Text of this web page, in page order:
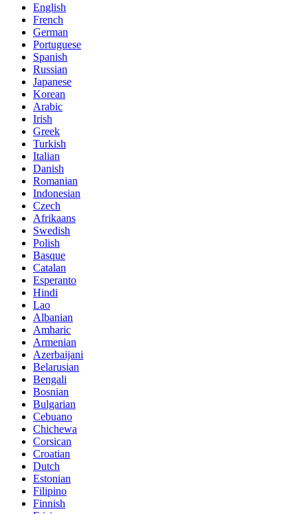
English
French
German
Portuguese
Spanish
Russian
Japanese
Korean
Arabic
Irish
Greek
Turkish
Italian
Danish
Romanian
Indonesian
Czech
Afrikaans
Swedish
Polish
Basque
Catalan
Esperanto
Hindi
Lao
Albanian
Amharic
Armenian
Azerbaijani
Belarusian
Bengali
Bosnian
Bulgarian
Cebuano
Chichewa
Corsican
Croatian
Dutch
Estonian
Filipino
Finnish